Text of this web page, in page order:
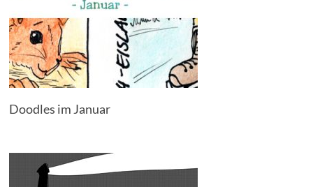
Doodles im Januar